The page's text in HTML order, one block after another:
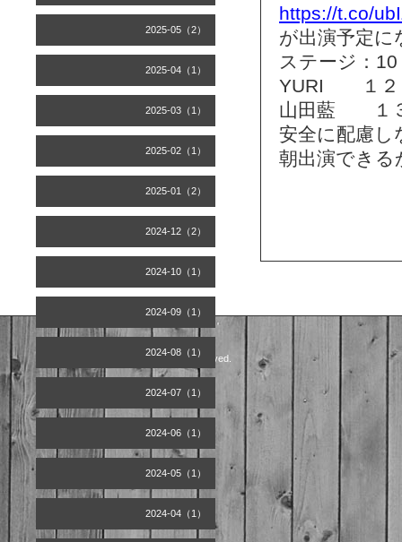
2025-05（2）
2025-04（1）
2025-03（1）
2025-02（1）
2025-01（2）
2024-12（2）
2024-10（1）
2024-09（1）
2024-08（1）
2024-07（1）
2024-06（1）
2024-05（1）
2024-04（1）
https://t.co/
が出演予定に
ステージ：
YURI １２
山田藍 １
安全に配慮し
朝出演できる
. All Rights Reserved.